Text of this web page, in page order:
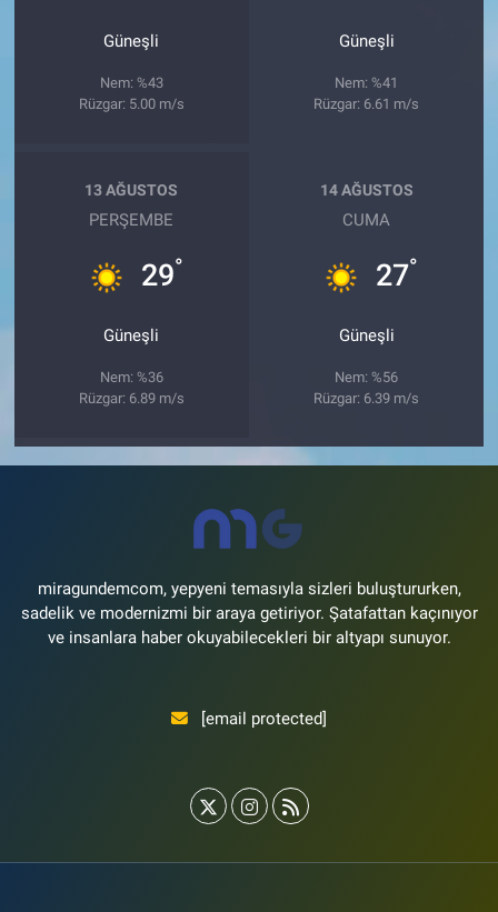
Güneşli
Nem: %43
Rüzgar: 5.00 m/s
Güneşli
Nem: %41
Rüzgar: 6.61 m/s
13 AĞUSTOS
PERŞEMBE
29°
Güneşli
Nem: %36
Rüzgar: 6.89 m/s
14 AĞUSTOS
CUMA
27°
Güneşli
Nem: %56
Rüzgar: 6.39 m/s
miragundemcom, yepyeni temasıyla sizleri buluştururken,
sadelik ve modernizmi bir araya getiriyor. Şatafattan kaçınıyor
ve insanlara haber okuyabilecekleri bir altyapı sunuyor.
[email protected]